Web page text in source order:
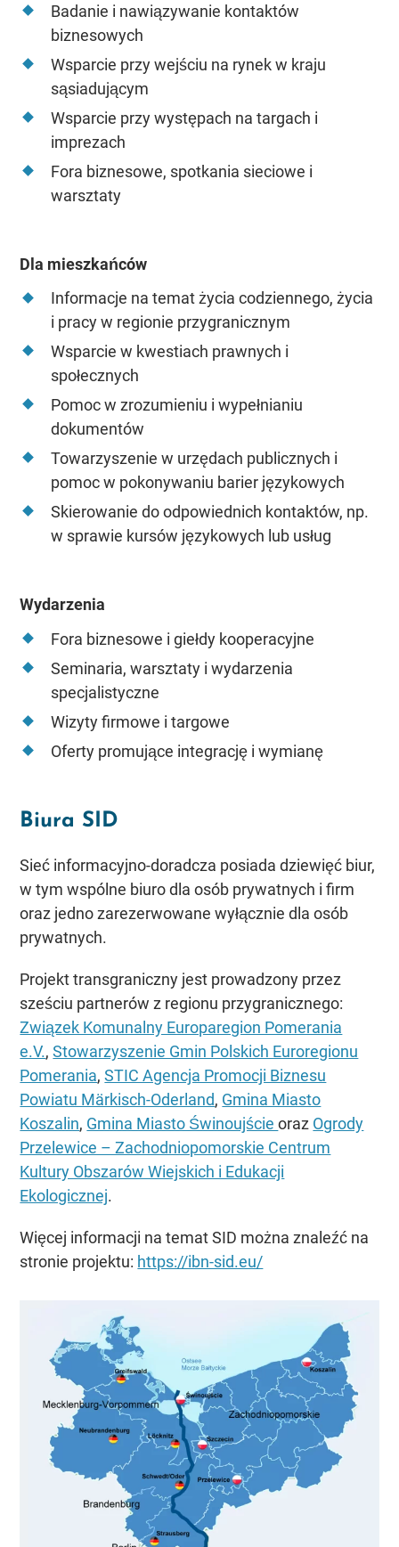
Badanie i nawiązywanie kontaktów
biznesowych
Wsparcie przy wejściu na rynek w kraju
sąsiadującym
Wsparcie przy występach na targach i
imprezach
Fora biznesowe, spotkania sieciowe i
warsztaty
Dla mieszkańców
Informacje na temat życia codziennego, życia
i pracy w regionie przygranicznym
Wsparcie w kwestiach prawnych i
społecznych
Pomoc w zrozumieniu i wypełnianiu
dokumentów
Towarzyszenie w urzędach publicznych i
pomoc w pokonywaniu barier językowych
Skierowanie do odpowiednich kontaktów, np.
w sprawie kursów językowych lub usług
Wydarzenia
Fora biznesowe i giełdy kooperacyjne
Seminaria, warsztaty i wydarzenia
specjalistyczne
Wizyty firmowe i targowe
Oferty promujące integrację i wymianę
Biura SID
Sieć informacyjno-doradcza posiada dziewięć biur,
w tym wspólne biuro dla osób prywatnych i firm
oraz jedno zarezerwowane wyłącznie dla osób
prywatnych.
Projekt transgraniczny jest prowadzony przez
sześciu partnerów z regionu przygranicznego:
Związek Komunalny Europaregion Pomerania
e.V.,Stowarzyszenie Gmin Polskich Euroregionu
Pomerania,STIC Agencja Promocji Biznesu
Powiatu Märkisch-Oderland, Gmina Miasto
Koszalin, Gmina Miasto Świnoujścieoraz Ogrody
Przelewice – Zachodniopomorskie Centrum
Kultury Obszarów Wiejskich i Edukacji
Ekologicznej.
Więcej informacji na temat SID można znaleźć na
stronie projektu: https://ibn-sid.eu/